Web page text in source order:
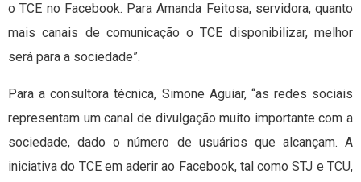
o TCE no Facebook. Para Amanda Feitosa, servidora, quanto
mais canais de comunicação o TCE disponibilizar, melhor
será para a sociedade”.
Para a consultora técnica, Simone Aguiar, “as redes sociais
representam um canal de divulgação muito importante com a
sociedade, dado o número de usuários que alcançam. A
iniciativa do TCE em aderir ao Facebook, tal como STJ e TCU,